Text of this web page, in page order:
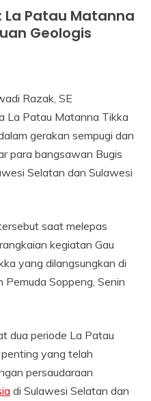
La Patau Matanna
Geologis
Razak, SE
La Patau Matanna Tikka
gerakan sempugi dan
para bangsawan Bugis
Selatan dan Sulawesi
saat melepas
kegiatan Gau
yang dilangsungkan di
Pemuda Soppeng, Senin
dua periode La Patau
yang telah
persaudaraan
di Sulawesi Selatan dan